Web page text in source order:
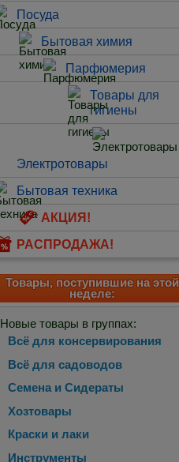
Посуда
Бытовая химия
Парфюмерия
Товары для
гигиены
Электротовары
Бытовая техника
АКЦИЯ!
РАСПРОДАЖА!
Товары, поступившие на этой
неделе:
Новые товары в группах:
Всё для консервирования
Всё для садоводов
Семена и Сидераты
Хозтовары
Краски и лаки
Инструменты